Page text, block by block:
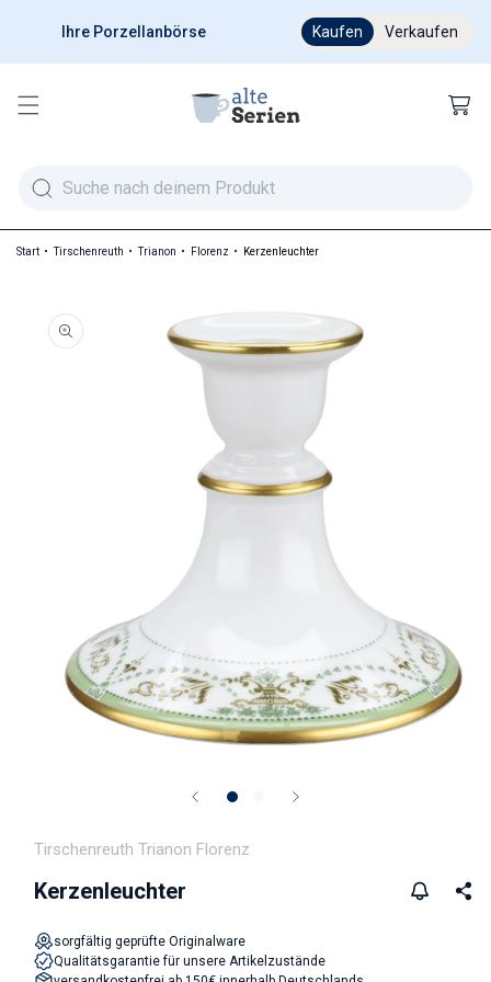
Ihre Porzellanbörse Ab 200 €
Kaufen Verkaufen
Start Tirschenreuth Trianon Florenz Kerzenleuchter
Tirschenreuth Trianon Florenz
Kerzenleuchter
sorgfältig geprüfte Originalware
Qualitätsgarantie für unsere Artikelzustände